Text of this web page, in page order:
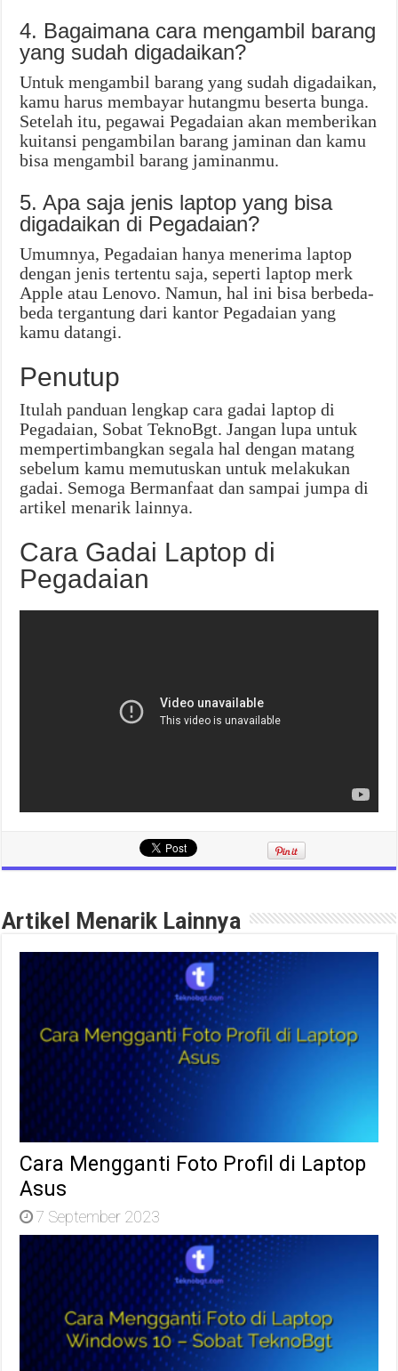
4. Bagaimana cara mengambil barang
yang sudah digadaikan?
Untuk mengambil barang yang sudah digadaikan,
kamu harus membayar hutangmu beserta bunga.
Setelah itu, pegawai Pegadaian akan memberikan
kuitansi pengambilan barang jaminan dan kamu
bisa mengambil barang jaminanmu.
5. Apa saja jenis laptop yang bisa
digadaikan di Pegadaian?
Umumnya, Pegadaian hanya menerima laptop
dengan jenis tertentu saja, seperti laptop merk
Apple atau Lenovo. Namun, hal ini bisa berbeda-
beda tergantung dari kantor Pegadaian yang
kamu datangi.
Penutup
Itulah panduan lengkap cara gadai laptop di
Pegadaian, Sobat TeknoBgt. Jangan lupa untuk
mempertimbangkan segala hal dengan matang
sebelum kamu memutuskan untuk melakukan
gadai. Semoga Bermanfaat dan sampai jumpa di
artikel menarik lainnya.
Cara Gadai Laptop di
Pegadaian
Artikel Menarik Lainnya
Cara Mengganti Foto Profil di Laptop
Asus
7 September 2023